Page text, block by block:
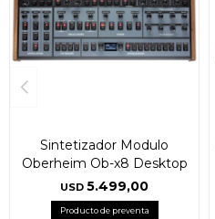
Sintetizador Modulo
Oberheim Ob-x8 Desktop
USD 5.499,00
Producto de preventa